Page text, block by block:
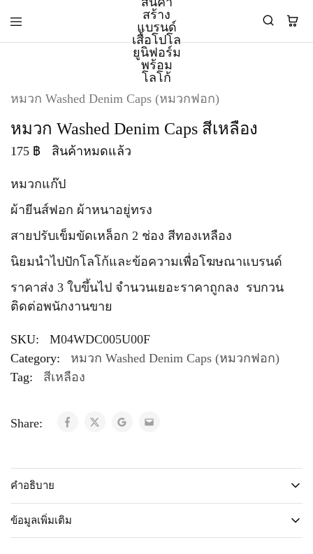
Polomaker
ผลิต
สร้าง
ยูนิฟอร์ม
พร้อม
โลโก้
ผลิต
โปโล
บริษัท
อุตสาหกรรม
สี
เขียว
ระดับ
ที่2
หมวก Washed Denim Caps (หมวกฟอก)
หมวก Washed Denim Caps สีเหลือง
175 ฿ สินค้าหมดแล้ว
หมวกแก๊ป
ผ้ายีนส์ฟอก ผ้าหนาอยู่ทรง
สายปรับเข็มขัดเหล็อก 2 ช่อง สีทองเหลือง
นิยมนำไปปักโลโก้และข้อความเพื่อโฆษณาแบรนด์
ราคาส่ง 3 ใบขึ้นไป จำนวนเยอะราคาถูกลง รบกวน
ติดต่อพนักงานขาย
SKU:
M04WDC005U00F
Category:
หมวก Washed Denim Caps (หมวกฟอก)
Tag:
สีเหลือง
Share:
คำอธิบาย
ข้อมูลเพิ่มเติม